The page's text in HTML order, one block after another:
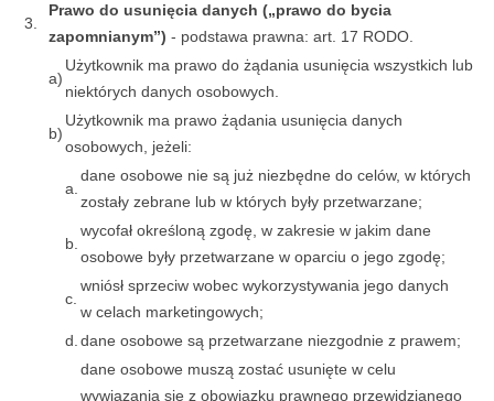
3.
Prawo do usunięcia danych („prawo do bycia
zapomnianym”) - podstawa prawna: art. 17 RODO.
a)
Użytkownik ma prawo do żądania usunięcia wszystkich lub
niektórych danych osobowych.
b)
Użytkownik ma prawo żądania usunięcia danych
osobowych, jeżeli:
a.
dane osobowe nie są już niezbędne do celów, w których
zostały zebrane lub w których były przetwarzane;
b.
wycofał określoną zgodę, w zakresie w jakim dane
osobowe były przetwarzane w oparciu o jego zgodę;
c.
wniósł sprzeciw wobec wykorzystywania jego danych
w celach marketingowych;
d. dane osobowe są przetwarzane niezgodnie z prawem;
dane osobowe muszą zostać usunięte w celu
wywiązania się z obowiązku prawnego przewidzianego